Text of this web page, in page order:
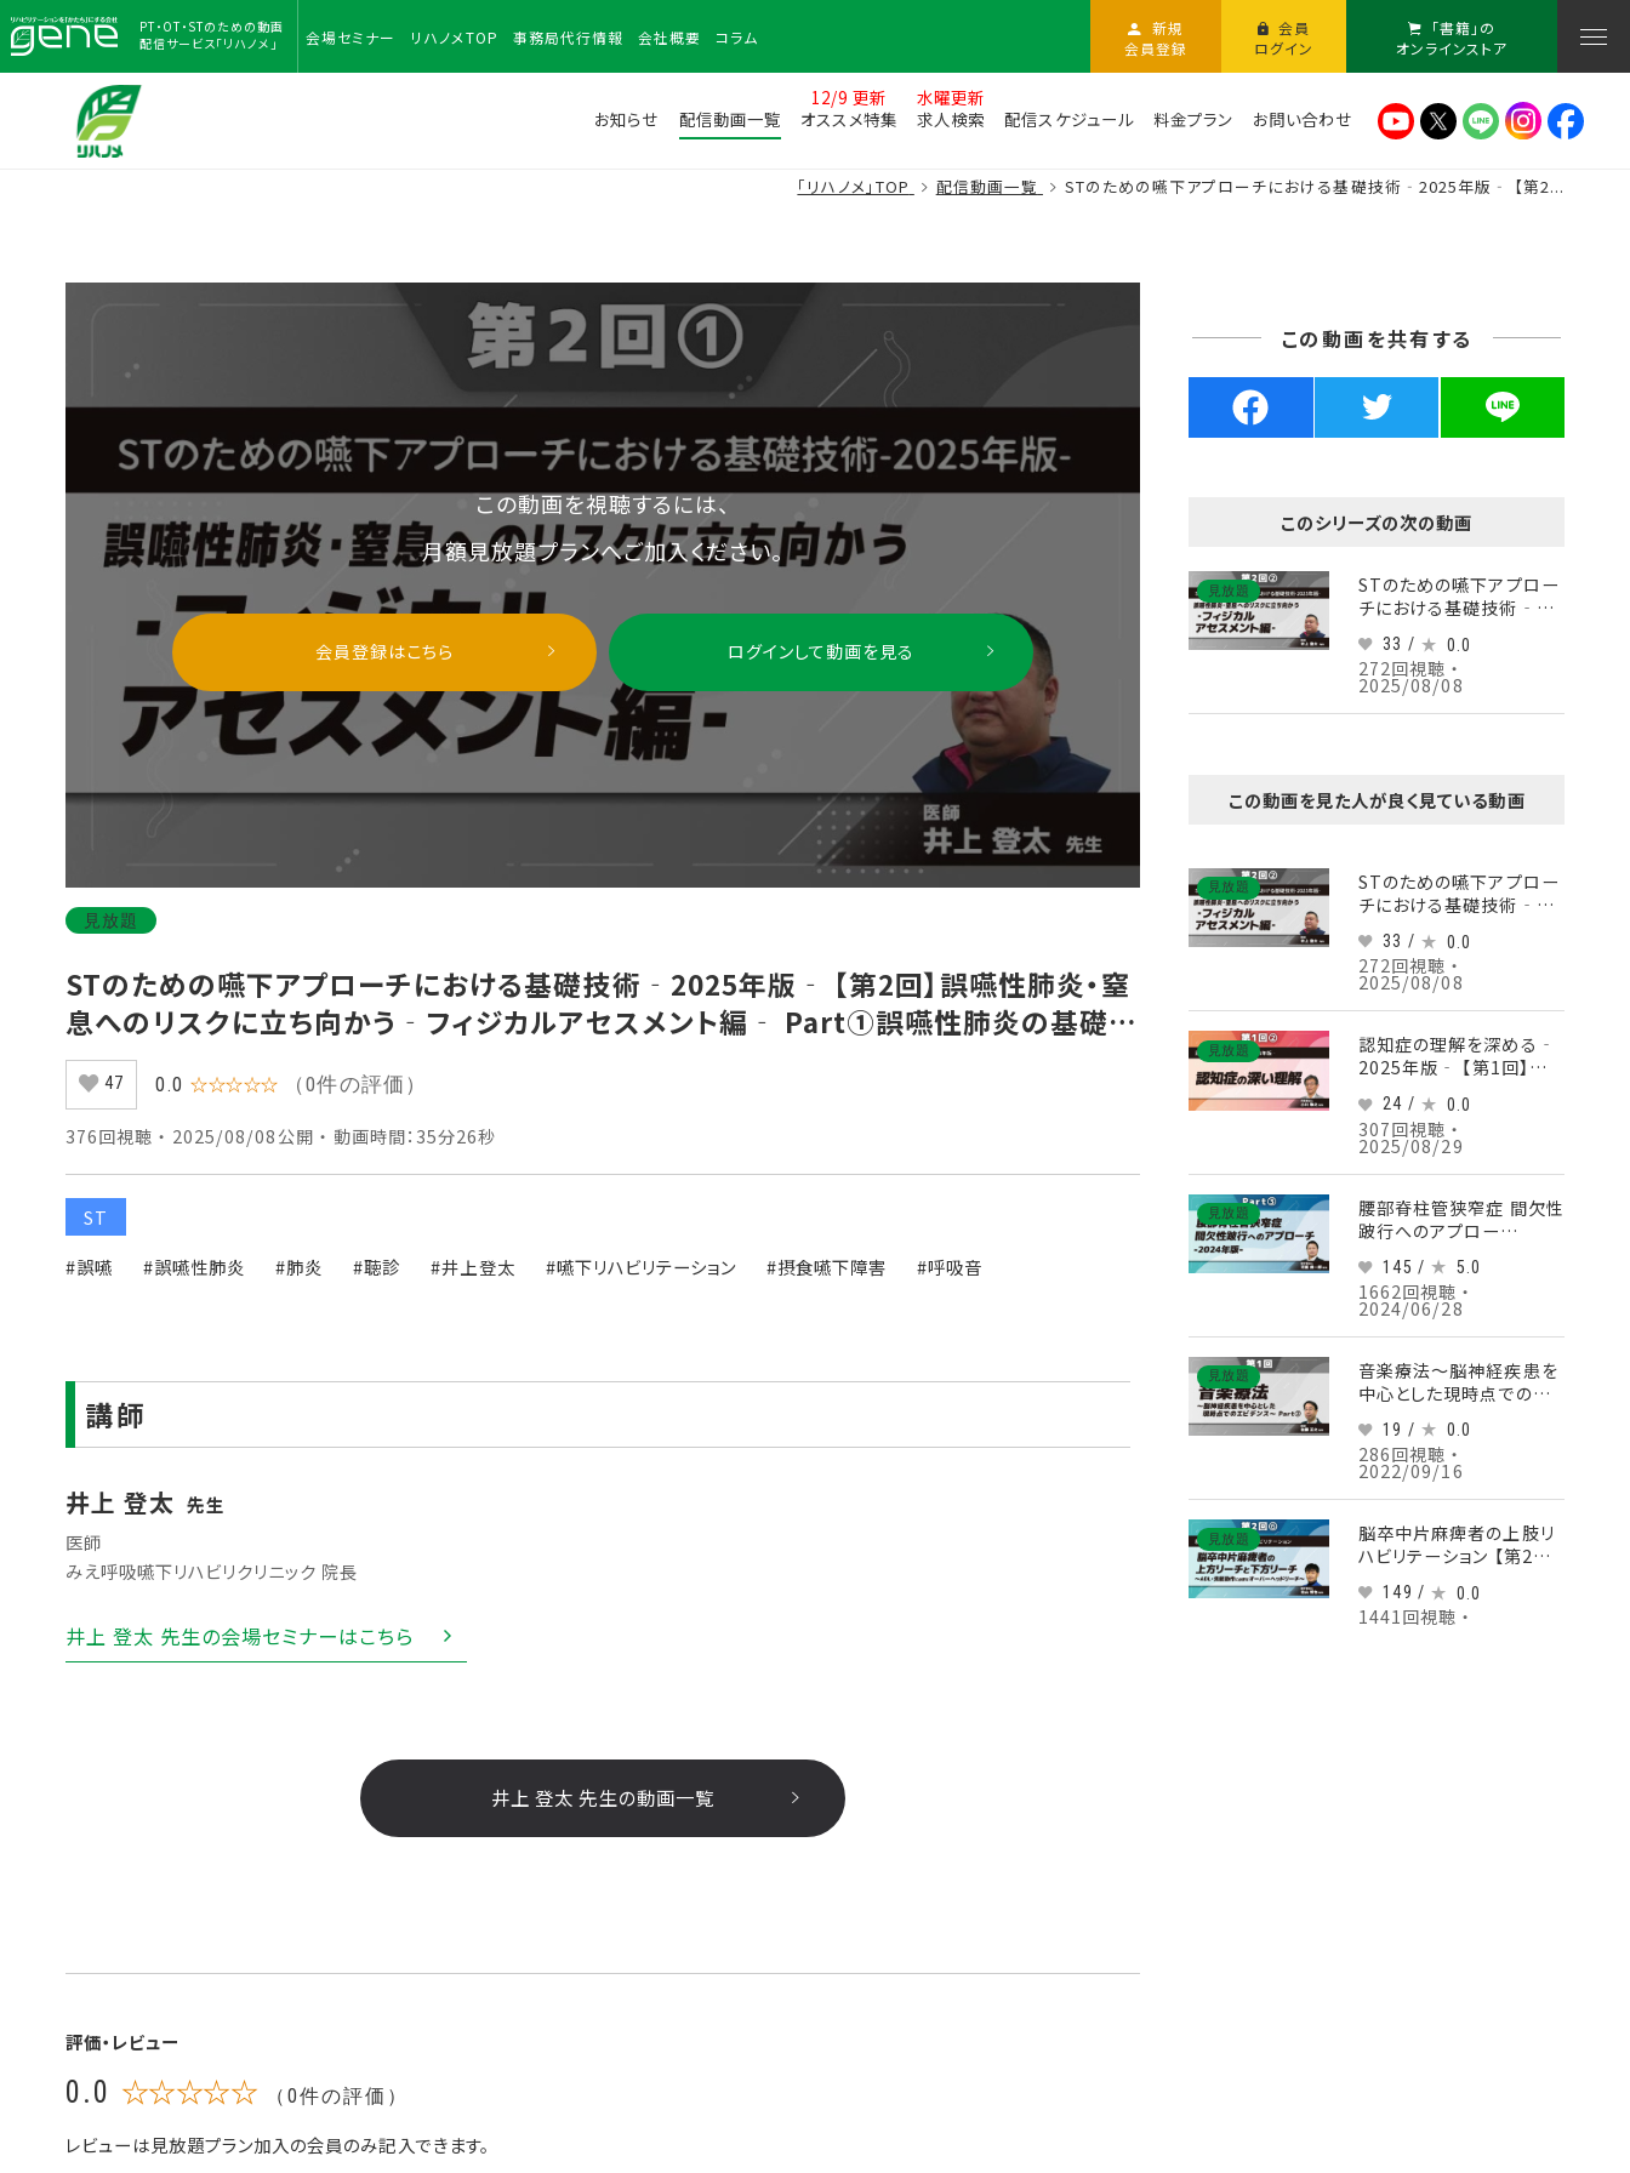
PT・OT・STのための動画
配信サービス「リハノメ」
会場セミナー リハノメTOP 事務局代行情報 会社概要 コラム
新規
会員登録
会員
ログイン
「書籍」の
オンラインストア
お知らせ 配信動画一覧
12/9 更新
オススメ特集
水曜更新
求人検索
配信スケジュール 料金プラン お問い合わせ
「リハノメ」TOP 配信動画一覧 STのための嚥下アプローチにおける基礎技術‐2025年版‐ 【第2...
この動画を視聴するには、
月額見放題プランへご加入ください。
会員登録はこちら ログインして動画を見る
見放題
STのための嚥下アプローチにおける基礎技術‐2025年版‐ 【第2回】誤嚥性肺炎・窒
息へのリスクに立ち向かう‐フィジカルアセスメント編‐ Part①誤嚥性肺炎の基礎分
類
47 0.0 ☆☆☆☆☆ （0件の評価）
376回視聴 ・ 2025/08/08公開 ・ 動画時間：35分26秒
ST
#誤嚥
#誤嚥性肺炎 #肺炎 #聴診 #井上登太 #嚥下リハビリテーション #摂食嚥下障害 #呼吸音
講師
井上 登太 先生
医師
みえ呼吸嚥下リハビリクリニック 院長
井上 登太 先生の会場セミナーはこちら
井上 登太 先生の動画一覧
評価・レビュー
0.0 ☆☆☆☆☆ （0件の評価）
レビューは見放題プラン加入の会員のみ記入できます。
この動画を共有する
このシリーズの次の動画
見放題
STのための嚥下アプロー
チにおける基礎技術‐
2025年版‐ 【第2回】誤
嚥性肺炎・窒息へのリスク
に立ち向かう‐フィジカル
アセスメント編‐ Part②
33 / 0.0
272回視聴 ・
2025/08/08
この動画を見た人が良く見ている動画
見放題
STのための嚥下アプロー
チにおける基礎技術‐
2025年版‐ 【第2回】誤
嚥性肺炎・窒息へのリスク
に立ち向かう‐フィジカル
アセスメント編‐ Part②
価Ⅰ
33 / 0.0
272回視聴 ・
2025/08/08
見放題
認知症の理解を深める‐
2025年版‐ 【第1回】認
知症の深い理解 Part②
認知症をより深く知る
24 / 0.0
307回視聴 ・
2025/08/29
見放題
腰部脊柱管狭窄症 間欠性
跛行へのアプロー
145 / 5.0
1662回視聴 ・
2024/06/28
見放題
音楽療法～脳神経疾患を
中心とした現時点でのエ
Part③
19 / 0.0
286回視聴 ・
2022/09/16
見放題
脳卒中片麻痺者の上肢リ
ハビリテーション 【第2回】
脳卒中片麻痺者の上方リ
ーチと下方リーチ～ADL・
洗髪動作に必要なオーバ
149 / 0.0
1441回視聴 ・